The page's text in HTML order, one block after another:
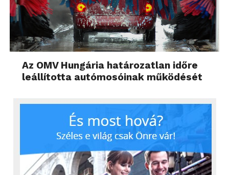
Az OMV Hungária határozatlan időre
leállította autómosóinak működését